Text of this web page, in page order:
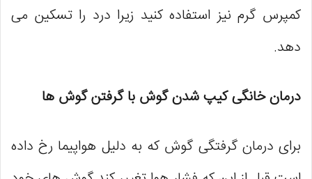
کمپرس گرم نیز استفاده کنید زیرا درد را تسکین می
‌دهد.
درمان خانگی کیپ شدن گوش با گرفتن گوش ها
برای درمان گرفتگی گوش که به دلیل هواپیما رخ داده